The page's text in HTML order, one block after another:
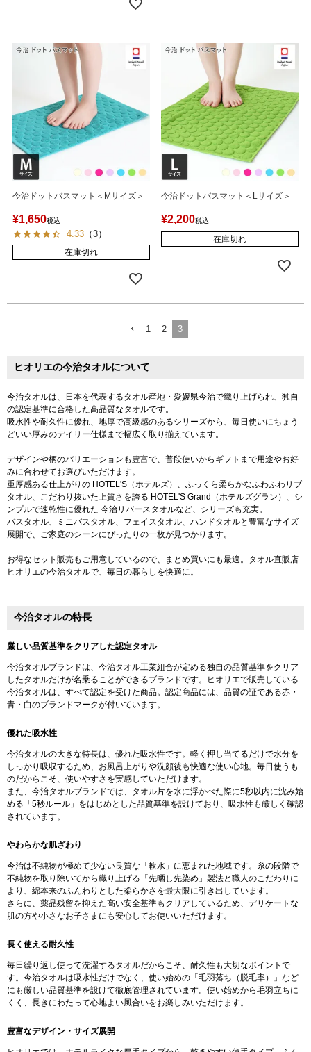
今治ドットバスマット＜Mサイズ＞
¥1,650税込
4.33 （3）
在庫切れ
今治ドットバスマット＜Lサイズ＞
¥2,200税込
在庫切れ
1 2 3
ヒオリエの今治タオルについて
今治タオルは、日本を代表するタオル産地・愛媛県今治で織り上げられ、独自
の認定基準に合格した高品質なタオルです。
吸水性や耐久性に優れ、地厚で高級感のあるシリーズから、毎日使いにちょう
どいい厚みのデイリー仕様まで幅広く取り揃えています。
デザインや柄のバリエーションも豊富で、普段使いからギフトまで用途やお好
みに合わせてお選びいただけます。
重厚感ある仕上がりの HOTEL'S（ホテルズ）、ふっくら柔らかなふわふわリブ
タオル、こだわり抜いた上質さを誇る HOTEL'S Grand（ホテルズグラン）、シ
ンプルで速乾性に優れた 今治リバースタオルなど、シリーズも充実。
バスタオル、ミニバスタオル、フェイスタオル、ハンドタオルと豊富なサイズ
展開で、ご家庭のシーンにぴったりの一枚が見つかります。
お得なセット販売もご用意しているので、まとめ買いにも最適。タオル直販店
ヒオリエの今治タオルで、毎日の暮らしを快適に。
今治タオルの特長
厳しい品質基準をクリアした認定タオル
今治タオルブランドは、今治タオル工業組合が定める独自の品質基準をクリア
したタオルだけが名乗ることができるブランドです。ヒオリエで販売している
今治タオルは、すべて認定を受けた商品。認定商品には、品質の証である赤・
青・白のブランドマークが付いています。
優れた吸水性
今治タオルの大きな特長は、優れた吸水性です。軽く押し当てるだけで水分を
しっかり吸収するため、お風呂上がりや洗顔後も快適な使い心地。毎日使うも
のだからこそ、使いやすさを実感していただけます。
また、今治タオルブランドでは、タオル片を水に浮かべた際に5秒以内に沈み始
める「5秒ルール」をはじめとした品質基準を設けており、吸水性も厳しく確認
されています。
やわらかな肌ざわり
今治は不純物が極めて少ない良質な「軟水」に恵まれた地域です。糸の段階で
不純物を取り除いてから織り上げる「先晒し先染め」製法と職人のこだわりに
より、綿本来のふんわりとした柔らかさを最大限に引き出しています。
さらに、薬品残留を抑えた高い安全基準もクリアしているため、デリケートな
肌の方や小さなお子さまにも安心してお使いいただけます。
長く使える耐久性
毎日繰り返し使って洗濯するタオルだからこそ、耐久性も大切なポイントで
す。今治タオルは吸水性だけでなく、使い始めの「毛羽落ち（脱毛率）」など
にも厳しい品質基準を設けて徹底管理されています。使い始めから毛羽立ちに
くく、長きにわたって心地よい風合いをお楽しみいただけます。
豊富なデザイン・サイズ展開